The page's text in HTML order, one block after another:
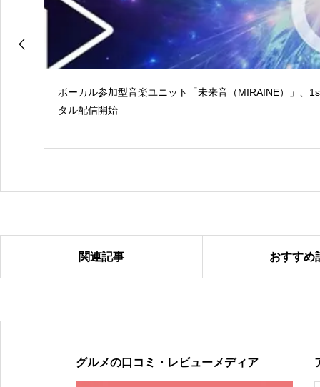
ボーカル参加型音楽ユニット「未来音（MIRAINE）」、
タル配信開始
関連記事 おすすめ
グルメの口コミ・レビューメディア